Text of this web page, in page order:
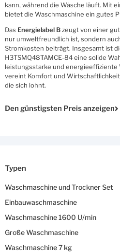
kann, während die Wäsche läuft. Mit
bietet die Waschmaschine ein gutes
Das Energielabel Bzeugt von einer
nur umweltfreundlich ist, sondern
Stromkosten beiträgt. Insgesamt ist
H3TSMQ48TAMCE-84 eine solide
leistungsstarke und energieeffiziente
vereint Komfort und
die sich lohnt.
Den günstigsten Preis anzeigen
Typen
Waschmaschine und Trockner Set
Einbauwaschmaschine
Waschmaschine 1600 U/min
Große Waschmaschine
Waschmaschine 7 kg